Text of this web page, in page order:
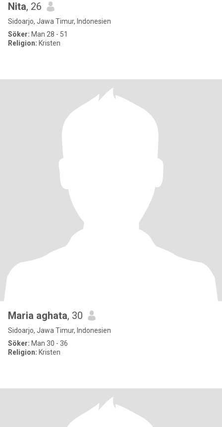
Nita, 26
Sidoarjo, Jawa Timur, Indonesien
Söker: Man 28 - 51
Religion: Kristen
Maria aghata, 30
Sidoarjo, Jawa Timur, Indonesien
Söker: Man 30 - 36
Religion: Kristen